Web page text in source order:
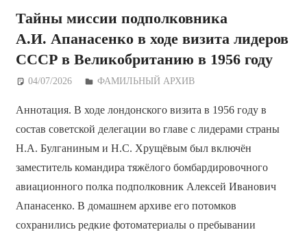
Тайны миссии подполковника
А.И. Апанасенко в ходе визита лидеров
СССР в Великобританию в 1956 году
04/07/2026 Дежурный по Редакции
ФАМИЛЬНЫЙ АРХИВ
Аннотация. В ходе лондонского визита в 1956 году в
состав советской делегации во главе с лидерами страны
Н.А. Булганиным и Н.С. Хрущёвым был включён
заместитель командира тяжёлого бомбардировочного
авиационного полка подполковник Алексей Иванович
Апанасенко. В домашнем архиве его потомков
сохранились редкие фотоматериалы о пребывании